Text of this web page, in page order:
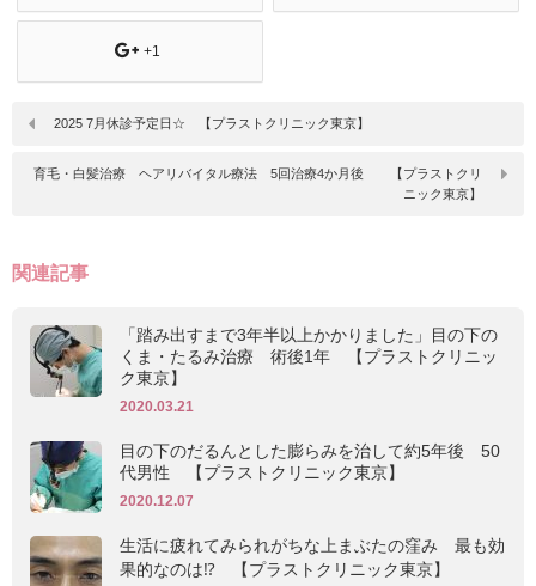
+1
2025 7月休診予定日☆ 【プラストクリニック東京】
育毛・白髪治療 ヘアリバイタル療法 5回治療4か月後 【プラストクリ
ニック東京】
関連記事
「踏み出すまで3年半以上かかりました」目の下の
くま・たるみ治療 術後1年 【プラストクリニッ
ク東京】
2020.03.21
目の下のだるんとした膨らみを治して約5年後 50
代男性 【プラストクリニック東京】
2020.12.07
生活に疲れてみられがちな上まぶたの窪み 最も効
果的なのは⁉ 【プラストクリニック東京】